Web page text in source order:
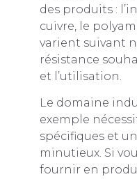
des produits :
cuivre, le
varient suivant
résistance
et l’utilisation.
Le domaine
exemple
spécifiques et
minutieux. Si
fournir en